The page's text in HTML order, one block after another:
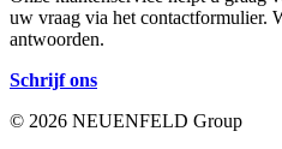
uw vraag via het contactformulier.
antwoorden.
Schrijf ons
© 2026 NEUENFELD Group